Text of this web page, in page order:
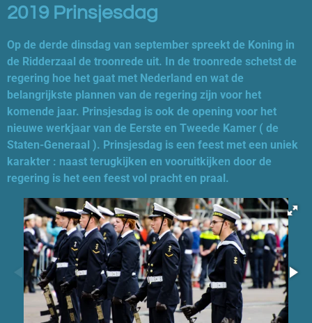
2019 Prinsjesdag
Op de derde dinsdag van september spreekt de Koning in
de Ridderzaal de troonrede uit. In de troonrede schetst de
regering hoe het gaat met Nederland en wat de
belangrijkste plannen van de regering zijn voor het
komende jaar. Prinsjesdag is ook de opening voor het
nieuwe werkjaar van de Eerste en Tweede Kamer ( de
Staten-Generaal ). Prinsjesdag is een feest met een uniek
karakter : naast terugkijken en vooruitkijken door de
regering is het een feest vol pracht en praal.